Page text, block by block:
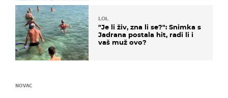
LOL
"Je li živ, zna li se?": Snimka s
Jadrana postala hit, radi li i
vaš muž ovo?
NOVAC